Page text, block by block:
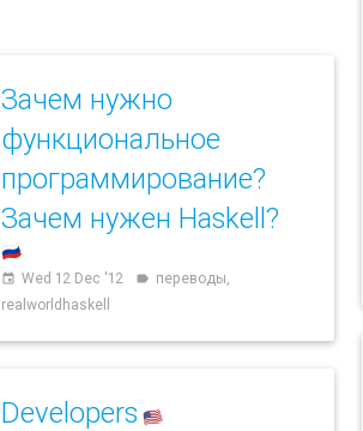
Зачем нужно
функциональное
программирование?
Зачем нужен Haskell?
🇷🇺
event Wed 12 Dec '12 label переводы,
realworldhaskell
Developers 🇺🇸